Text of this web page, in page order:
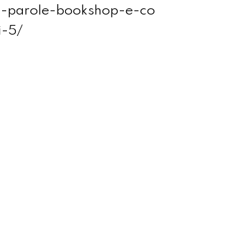
parole-bookshop-e-co
5/